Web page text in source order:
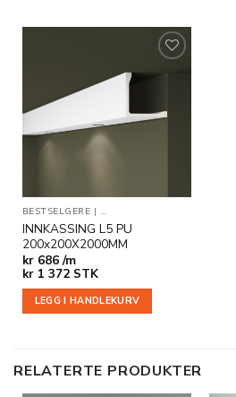
ønskeliste
BESTSELGERE | INDIREKTE BELYSNING
INNKASSING L5 PU
200x200X2000MM
kr686 /m
kr1 372 STK
LEGG I HANDLEKURV
RELATERTE PRODUKTER